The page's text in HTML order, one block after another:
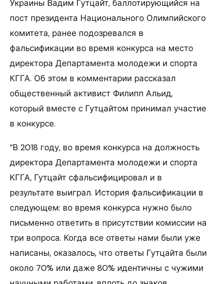
Украины Вадим Гутцайт, баллотирующийся на
пост президента Национального Олимпийского
комитета, ранее подозревался в
фальсификации во время конкурса на место
директора Департамента молодежи и спорта
КГГА. Об этом в комментарии рассказал
общественный активист Филипп Альид,
который вместе с Гутцайтом принимал участие
в конкурсе.
“В 2018 году, во время конкурса на должность
директора Департамента молодежи и спорта
КГГА, Гутцайт сфальсифицировал и в
результате выиграл. История фальсификации в
следующем: во время конкурса нужно было
письменно ответить в присутствии комиссии на
три вопроса. Когда все ответы нами были уже
написаны, оказалось, что ответы Гутцайта были
около 70% или даже 80% идентичны с чужими